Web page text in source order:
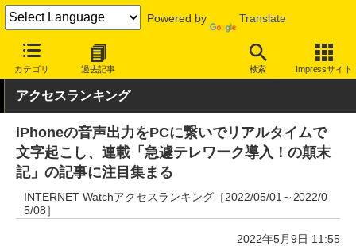
Powered by Translate
カテゴリ 過去記事 検索 Impressサイト
INTERNET Watch トピック その他
アクセスランキング
iPhoneの音声出力をPCに繋いでリアルタイムで
文字起こし、連載「急遽テレワーク導入！の顛末
記」の記事に注目集まる
INTERNET Watchアクセスランキング［2022/05/01～2022/0
5/08］
2022年5月9日 11:55